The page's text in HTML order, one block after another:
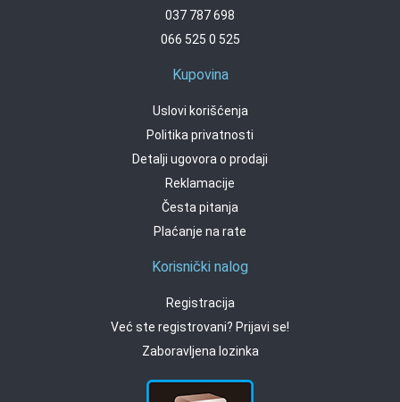
037 787 698
066 525 0 525
Kupovina
Uslovi korišćenja
Politika privatnosti
Detalji ugovora o prodaji
Reklamacije
Česta pitanja
Plaćanje na rate
Korisnički nalog
Registracija
Već ste registrovani? Prijavi se!
Zaboravljena lozinka